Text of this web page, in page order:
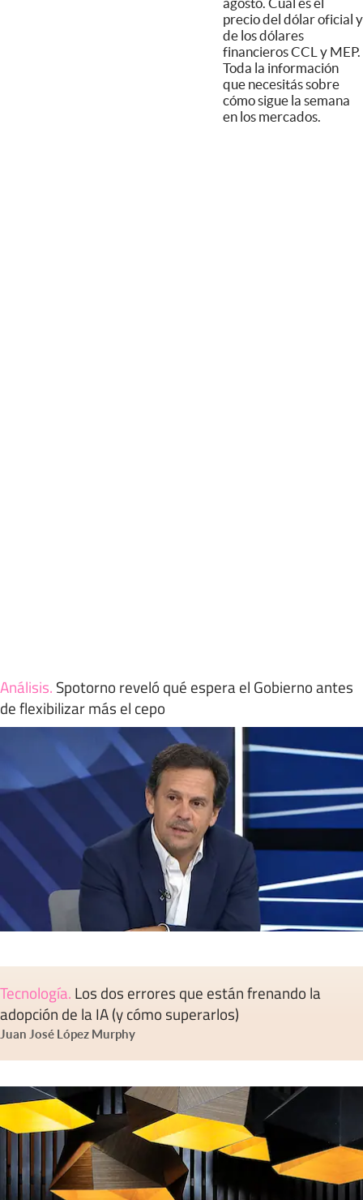
precio del dólar oficial y
de los dólares
financieros CCL y MEP.
Toda la información
que necesitás sobre
cómo sigue la semana
en los mercados.
Análisis. Spotorno reveló qué espera el Gobierno antes
de flexibilizar más el cepo
Tecnología. Los dos errores que están frenando la
adopción de la IA (y cómo superarlos)
Juan José López Murphy